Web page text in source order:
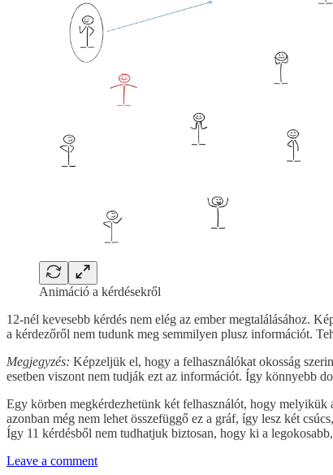
Animáció a kérdésekről
12-nél kevesebb kérdés nem elég az ember megtalálásához.
a kérdezőről nem tudunk meg semmilyen plusz információt.
Megjegyzés: Képzeljük el, hogy a felhasználókat okosság
esetben viszont nem tudják ezt az információt. Így könnyebb
Egy körben megkérdezhetünk két felhasználót, hogy melyikük
azonban még nem lehet összefüggő ez a gráf, így lesz két
Így 11 kérdésből nem tudhatjuk biztosan, hogy ki a
Leave a comment